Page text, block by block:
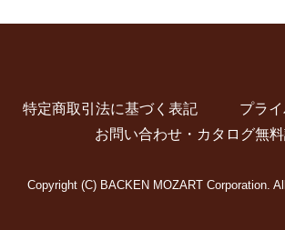
特定商取引法に基づく表記
プラ
お問い合わせ・カタログ無
Copyright (C) BACKEN MOZART Corporation.